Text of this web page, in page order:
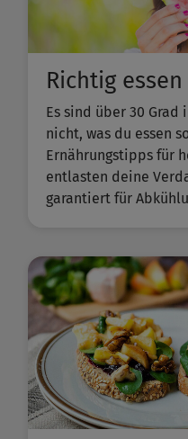
Richtig
Es sind über 30
nicht, was du essen
Ernährungstipps für
entlasten deine
garantiert für